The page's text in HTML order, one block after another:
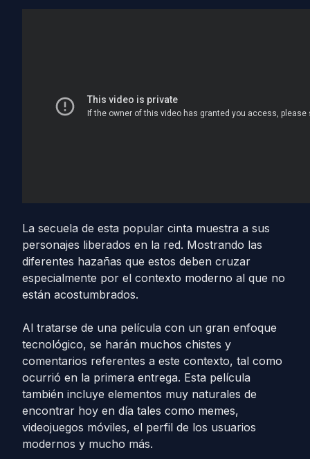
La secuela de esta popular cinta muestra a sus
personajes liberados en la red. Mostrando las
diferentes hazañas que estos deben cruzar
especialmente por el contexto moderno al que no
están acostumbrados.
Al tratarse de una película con un gran enfoque
tecnológico, se harán muchos chistes y
comentarios referentes a este contexto, tal como
ocurrió en la primera entrega. Esta película
también incluye elementos muy naturales de
encontrar hoy en día tales como memes,
videojuegos móviles, el perfil de los usuarios
modernos y mucho más.